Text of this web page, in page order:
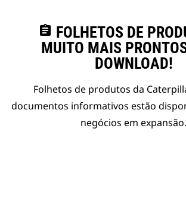
assignment FOLHETOS DE
MUITO MAIS
DOWNLOAD!
Folhetos de produtos da
documentos informativos estão
negócios em expansão.